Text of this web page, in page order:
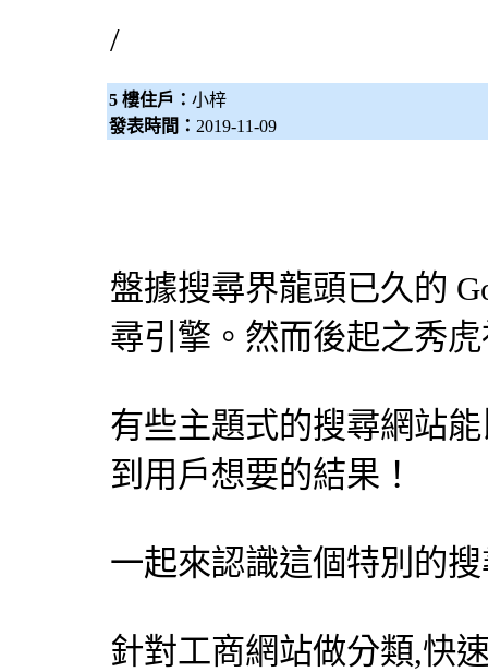
/
5 樓住戶： 小梓
發表時間： 2019-11-09
盤據搜尋界龍頭已久的
尋引擎 。然而後起之秀
有些主題式的搜尋網站
到用戶想要的結果！
一起來認識這個特別的
針對工商網站做分類,快